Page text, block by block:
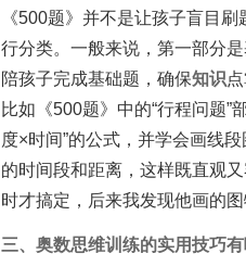
《500题》并不是让孩子盲目
行分类。一般来说，第一部分
陪孩子完成基础题，确保知识
比如《500题》中的“行程问题”
度×时间”的公式，并学会画线
的时间段和距离，这样既直观
时才搞定，后来我发现他画的
三、奥数思维训练的实用技巧